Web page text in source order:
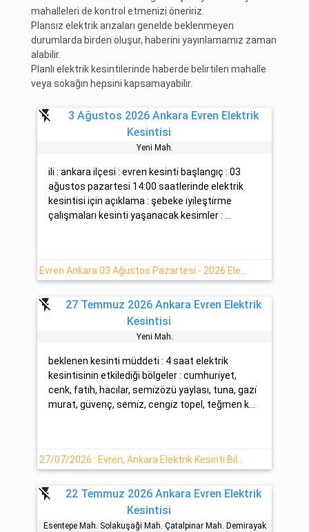
mahalleleri de kontrol etmenizi öneririz.
Plansız elektrik arızaları genelde beklenmeyen
durumlarda birden oluşur, haberini yayınlamamız zaman
alabilir.
Planlı elektrik kesintilerinde haberde belirtilen mahalle
veya sokağın hepsini kapsamayabilir.
flash_off
3 Ağustos 2026 Ankara Evren Elektrik
Kesintisi
Yeni̇ Mah.
ili : ankara ilçesi : evren kesinti başlangıç : 03
ağustos pazartesi 14:00 saatlerinde elektrik
kesintisi için açıklama : şebeke i̇yi̇leşti̇rme
çalışmaları kesinti yaşanacak kesimler : ...
flash_off
27 Temmuz 2026 Ankara Evren Elektrik
Kesintisi
Yeni̇ Mah.
beklenen kesinti müddeti : 4 saat elektrik
kesintisinin etkilediği bölgeler : cumhuri̇yet,
cenk, fati̇h, hacılar, semi̇zözü yaylası, tuna, gazi̇
murat, güvenç, semi̇z, cengi̇z topel, teğmen k...
flash_off
22 Temmuz 2026 Ankara Evren Elektrik
Kesintisi
Esentepe Mah. Solakuşaği Mah. Çatalpinar Mah. Demi̇rayak